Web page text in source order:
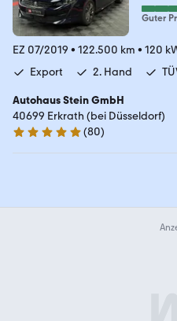
Guter
EZ 07/2019 • 122.500 km • 120
Export
2. Hand
Autohaus Stein GmbH
40699 Erkrath (bei Düsseldorf)
4.9 Sterne
(80)